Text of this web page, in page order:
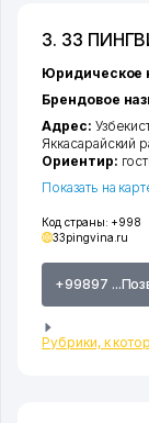
3. 33
Код страны: +998
33pingvina.ru
+99897
Рубрики, к
Юридическое
Брендовое
Адрес:
Яккасарайский
Ориентир:
Показать на